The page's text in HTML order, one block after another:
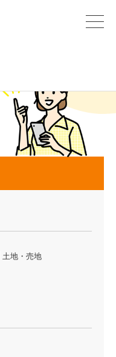
土地・売地